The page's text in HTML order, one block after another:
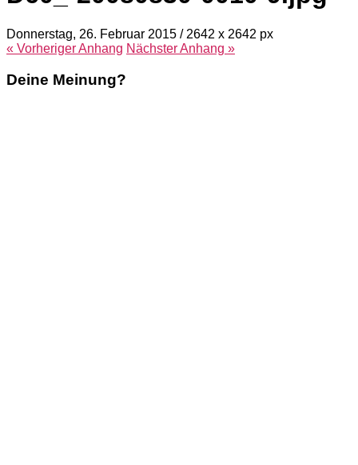
Donnerstag, 26. Februar 2015 / 2642 x 2642 px
« VorherigerAnhang NächsterAnhang »
Deine Meinung?